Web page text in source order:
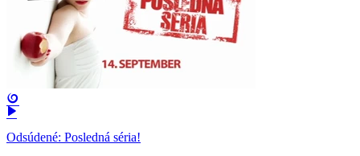
Odsúdené: Posledná séria!